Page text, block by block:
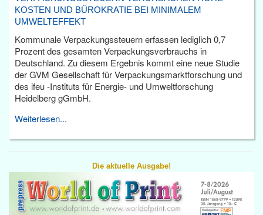
KOSTEN UND BÜROKRATIE BEI MINIMALEM
UMWELTEFFEKT
Kommunale Verpackungssteuern erfassen lediglich 0,7
Prozent des gesamten Verpackungsverbrauchs in
Deutschland. Zu diesem Ergebnis kommt eine neue Studie
der GVM Gesellschaft für Verpackungsmarktforschung und
des ifeu -Instituts für Energie- und Umweltforschung
Heidelberg gGmbH.
Weiterlesen...
Die aktuelle Ausgabe!